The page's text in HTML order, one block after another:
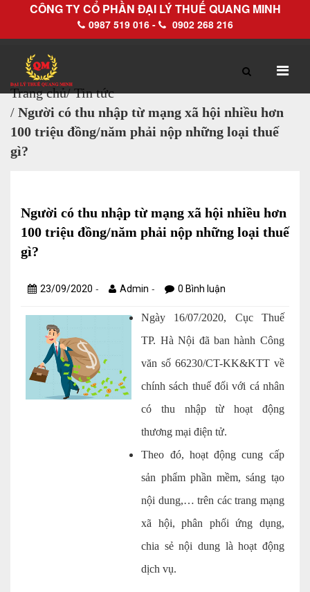
CÔNG TY CỔ PHẦN ĐẠI LÝ THUẾ QUANG MINH
0987 519 016 - 0902 268 216
TRANG CHỦ GIỚI THIỆU
DỊCH VỤ
Làm thủ tục về thuế trọn gói
Kiểm soát rủi ro về thuế
Quyết toán thuế
Lập hồ sơ ban đầu
Trang chủ/ Tin tức
/ Người có thu nhập từ mạng xã hội nhiều hơn
100 triệu đồng/năm phải nộp những loại thuế
gì?
Người có thu nhập từ mạng xã hội nhiều hơn
100 triệu đồng/năm phải nộp những loại thuế
gì?
23/09/2020 - Admin - 0 Bình luận
Ngày 16/07/2020, Cục Thuế
TP. Hà Nội đã ban hành Công
văn số 66230/CT-KK&KTT về
chính sách thuế đối với cá nhân
có thu nhập từ hoạt động
thương mại điện tử.
Theo đó, hoạt động cung cấp
sản phẩm phần mềm, sáng tạo
nội dung,… trên các trang mạng
xã hội, phân phối ứng dụng,
chia sẻ nội dung là hoạt động
dịch vụ.